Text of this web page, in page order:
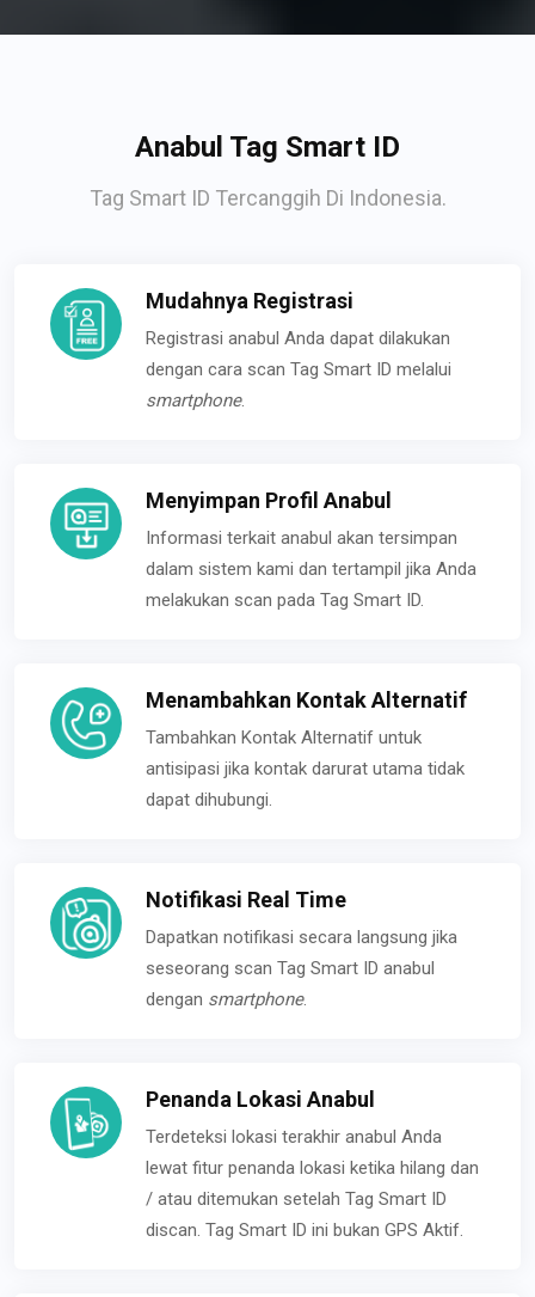
Anabul Tag Smart ID
Tag Smart ID Tercanggih Di Indonesia.
Mudahnya Registrasi
Registrasi anabul Anda dapat dilakukan
dengan cara scan Tag Smart ID melalui
smartphone.
Menyimpan Profil Anabul
Informasi terkait anabul akan tersimpan
dalam sistem kami dan tertampil jika Anda
melakukan scan pada Tag Smart ID.
Menambahkan Kontak Alternatif
Tambahkan Kontak Alternatif untuk
antisipasi jika kontak darurat utama tidak
dapat dihubungi.
Notifikasi Real Time
Dapatkan notifikasi secara langsung jika
seseorang scan Tag Smart ID anabul
dengan smartphone.
Penanda Lokasi Anabul
Terdeteksi lokasi terakhir anabul Anda
lewat fitur penanda lokasi ketika hilang dan
/ atau ditemukan setelah Tag Smart ID
discan. Tag Smart ID ini bukan GPS Aktif.